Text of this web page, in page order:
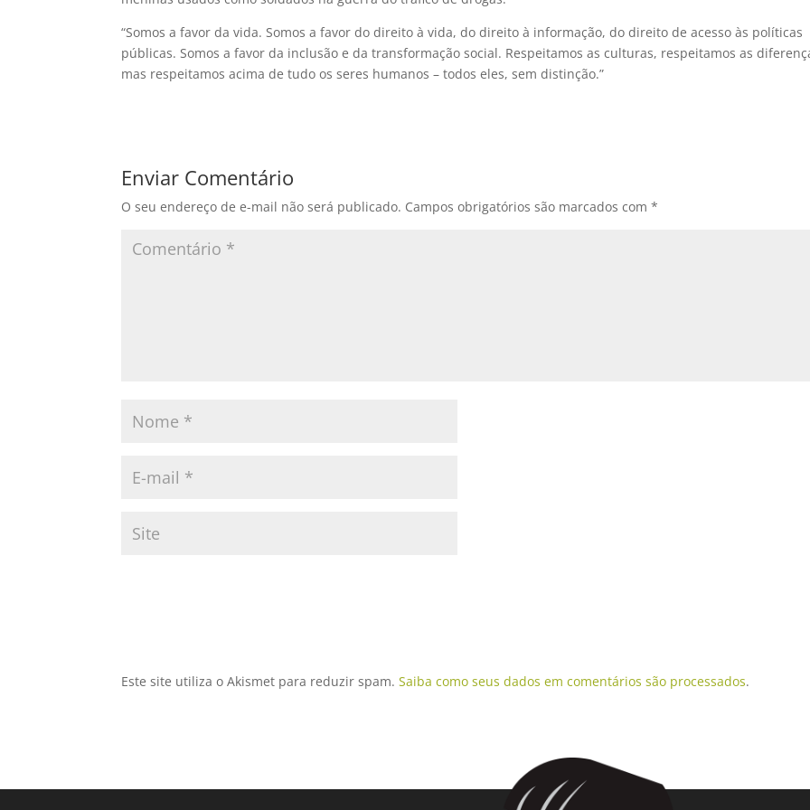
“Somos a favor da vida. Somos a favor do direito à vida, do direito à informação, do direito de acesso às políticas
públicas. Somos a favor da inclusão e da transformação social. Respeitamos as culturas, respeitamos as
mas respeitamos acima de tudo os seres humanos – todos eles, sem distinção.”
Enviar Comentário
O seu endereço de e-mail não será publicado. Campos obrigatórios são marcados com*
Este site utiliza o Akismet para reduzir spam.Saiba como seus dados em comentários são processados.